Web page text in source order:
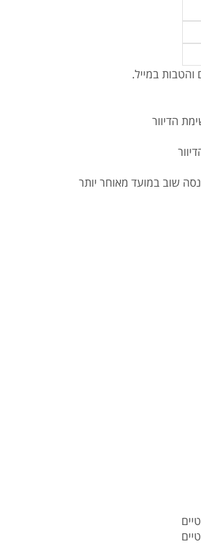
והטבות במייל.
הדיוור
שוב במועד מאוחר יותר